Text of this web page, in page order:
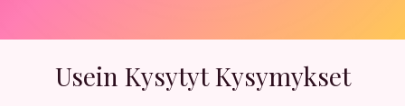
Usein Kysytyt Kysymykset